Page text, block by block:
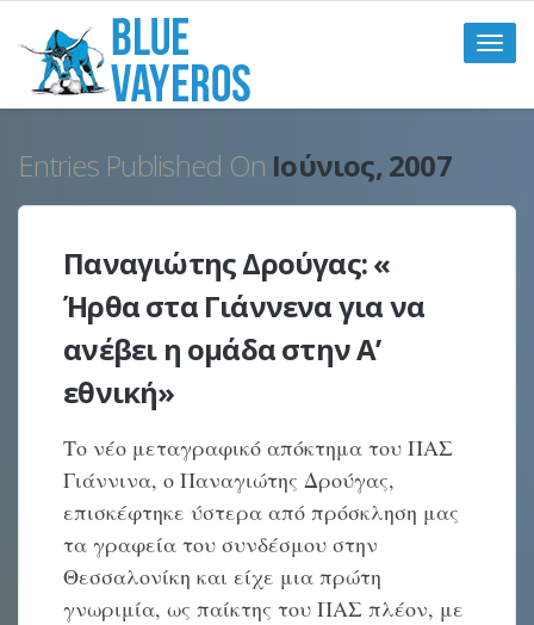
Toggle
Entries Published On Ιούνιος, 2007
Παναγιώτης Δρούγας: «
Ήρθα στα Γιάννενα για να
ανέβει η ομάδα στην Α’
εθνική»
Το νέο μεταγραφικό απόκτημα του ΠΑΣ
Γιάννινα, ο Παναγιώτης Δρούγας,
επισκέφτηκε ύστερα από πρόσκληση μας
τα γραφεία του συνδέσμου στην
Θεσσαλονίκη και είχε μια πρώτη
γνωριμία, ως παίκτης του ΠΑΣ πλέον, με